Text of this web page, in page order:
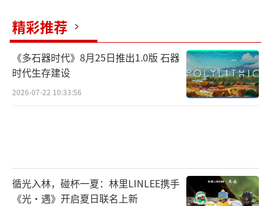
精彩推荐
《多石器时代》8月25日推出1.0版 石器
时代生存建设
2026-07-22 10:33:56
循光入林，碰杯一夏：林里LINLEE携手
《光·遇》开启夏日联名上新